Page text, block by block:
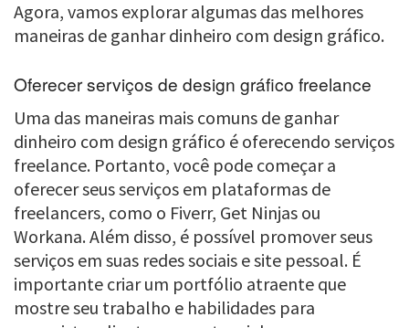
Agora, vamos explorar algumas das melhores
maneiras de ganhar dinheiro com design gráfico.
Oferecer serviços de design gráfico freelance
Uma das maneiras mais comuns de ganhar
dinheiro com design gráfico é oferecendo serviços
freelance. Portanto, você pode começar a
oferecer seus serviços em plataformas de
freelancers, como o Fiverr, Get Ninjas ou
Workana. Além disso, é possível promover seus
serviços em suas redes sociais e site pessoal. É
importante criar um portfólio atraente que
mostre seu trabalho e habilidades para